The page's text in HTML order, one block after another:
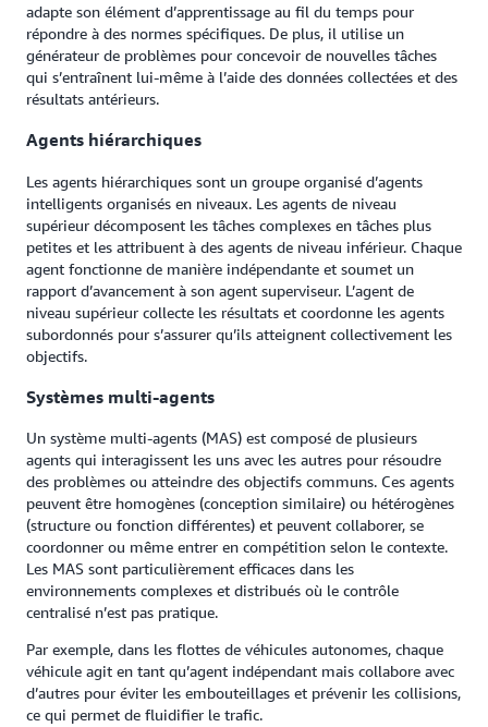
adapte son élément d’apprentissage au fil du temps pour
répondre à des normes spécifiques. De plus, il utilise un
générateur de problèmes pour concevoir de nouvelles tâches
qui s’entraînent lui-même à l’aide des données collectées et des
résultats antérieurs.
Agents hiérarchiques
Les agents hiérarchiques sont un groupe organisé d’agents
intelligents organisés en niveaux. Les agents de niveau
supérieur décomposent les tâches complexes en tâches plus
petites et les attribuent à des agents de niveau inférieur. Chaque
agent fonctionne de manière indépendante et soumet un
rapport d’avancement à son agent superviseur. L’agent de
niveau supérieur collecte les résultats et coordonne les agents
subordonnés pour s’assurer qu’ils atteignent collectivement les
objectifs.
Systèmes multi-agents
Un système multi-agents (MAS) est composé de plusieurs
agents qui interagissent les uns avec les autres pour résoudre
des problèmes ou atteindre des objectifs communs. Ces agents
peuvent être homogènes (conception similaire) ou hétérogènes
(structure ou fonction différentes) et peuvent collaborer, se
coordonner ou même entrer en compétition selon le contexte.
Les MAS sont particulièrement efficaces dans les
environnements complexes et distribués où le contrôle
centralisé n’est pas pratique.
Par exemple, dans les flottes de véhicules autonomes, chaque
véhicule agit en tant qu’agent indépendant mais collabore avec
d’autres pour éviter les embouteillages et prévenir les collisions,
ce qui permet de fluidifier le trafic.